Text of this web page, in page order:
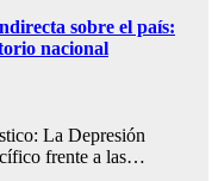
sobre el país:
nacional
La Depresión
frente a las…